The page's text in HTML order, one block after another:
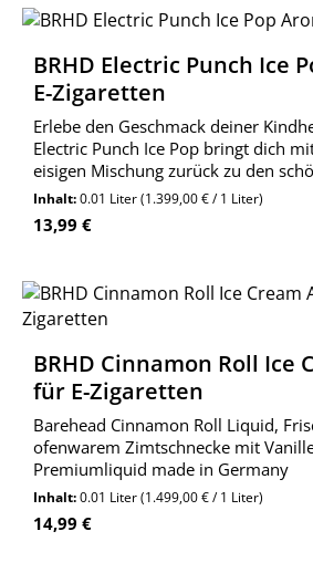
BRHD Electric Punch Ice
E-Zigaretten
Erlebe den Geschmack deiner
Electric Punch Ice Pop bringt dich
eisigen Mischung zurück zu den
Sommertagen.
Inhalt:0.01 Liter(1.399,00 € / 1 Liter)
Regulärer Preis:
13,99 €
BRHD Cinnamon Roll Ice
für E-Zigaretten
Barehead Cinnamon Roll Liquid,
ofenwarem Zimtschnecke mit
Premiumliquid made in Germany
Inhalt:0.01 Liter(1.499,00 € / 1 Liter)
Regulärer Preis:
14,99 €